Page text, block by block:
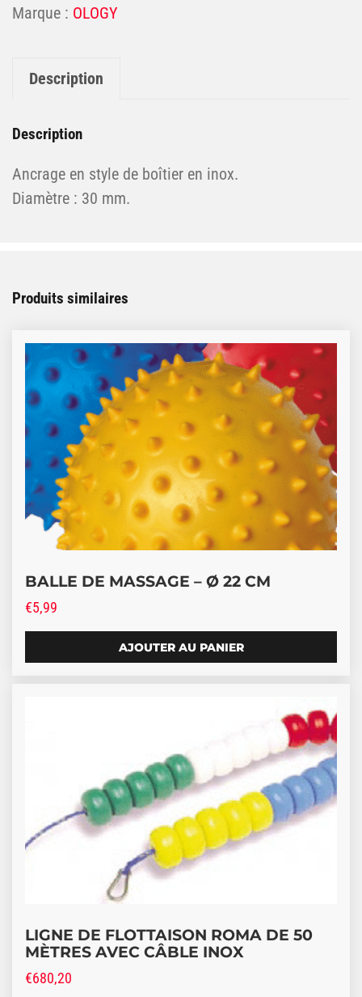
OLOGY
Description
Description
Ancrage en style de boîtier en inox.
Diamètre : 30 mm.
Produits similaires
BALLE DE MASSAGE – Ø 22 CM
€5,99
AJOUTER AU PANIER
LIGNE DE FLOTTAISON ROMA DE 50
MÈTRES AVEC CÂBLE INOX
€680,20